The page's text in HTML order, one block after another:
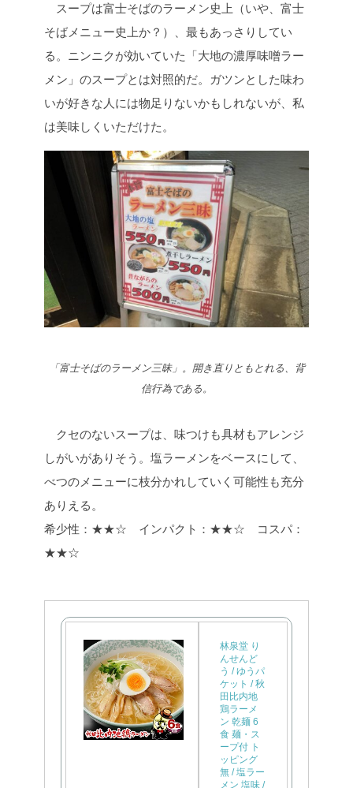
スープは富士そばのラーメン史上（いや、富士
そばメニュー史上か？）、最もあっさりしてい
る。ニンニクが効いていた「大地の濃厚味噌ラー
メン」のスープとは対照的だ。ガツンとした味わ
いが好きな人には物足りないかもしれないが、私
は美味しくいただけた。
「富士そばのラーメン三昧」。開き直りともとれる、背
信行為である。
クセのないスープは、味つけも具材もアレンジ
しがいがありそう。塩ラーメンをベースにして、
べつのメニューに枝分かれしていく可能性も充分
ありえる。
希少性：★★☆ インパクト：★★☆ コスパ：
★★☆
林泉堂 り
んせんど
う / ゆうパ
ケット / 秋
田比内地
鶏ラーメ
ン 乾麺 6
食 麺・ス
ープ付 ト
ッピング
無 / 塩ラー
メン 塩味 /